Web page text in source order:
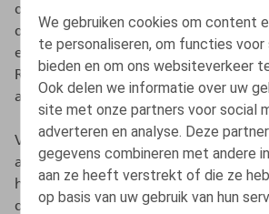
We gebruiken cookies om content
te personaliseren, om functies
bieden en om ons websiteverkeer
Ook delen we informatie over uw
site met onze partners voor social
adverteren en analyse. Deze
gegevens combineren met andere
aan ze heeft verstrekt of die ze
op basis van uw gebruik van hun
de uitbesteding van werkzaamheden
de tewerkstelling van illegale
en volledig zou worden ge-
Regering heeft deze bepalingen
aansprakelijkheid verder
Vanaf 1 januari 2026 werden ook de
arbeidsmigratie opnieuw gewijzigd,
heeft op aanvragen van
dagen) en gecombineerde